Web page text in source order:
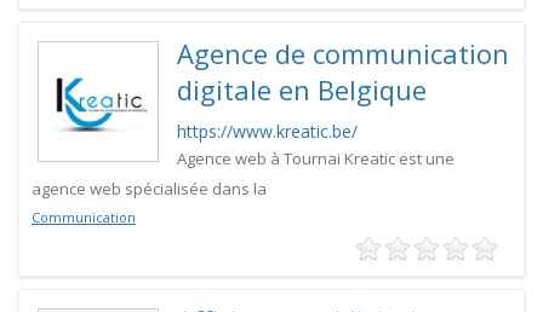
Agence de communication
digitale en Belgique
https://www.kreatic.be/
Agence web à Tournai Kreatic est une
agence web spécialisée dans la
Communication